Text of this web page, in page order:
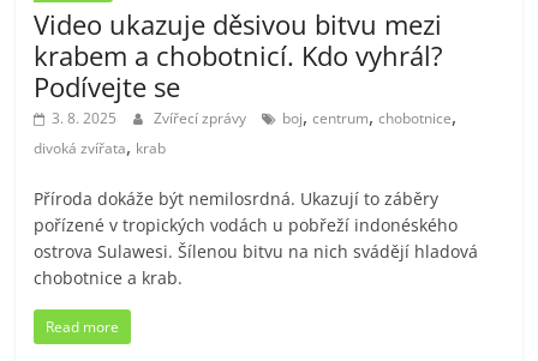
Video ukazuje děsivou bitvu mezi
krabem a chobotnicí. Kdo vyhrál?
Podívejte se
3. 8. 2025 Zvířecí zprávy boj,centrum,chobotnice,
divoká zvířata, krab
Příroda dokáže být nemilosrdná. Ukazují to záběry
pořízené v tropických vodách u pobřeží indonéského
ostrova Sulawesi. Šílenou bitvu na nich svádějí hladová
chobotnice a krab.
Read more